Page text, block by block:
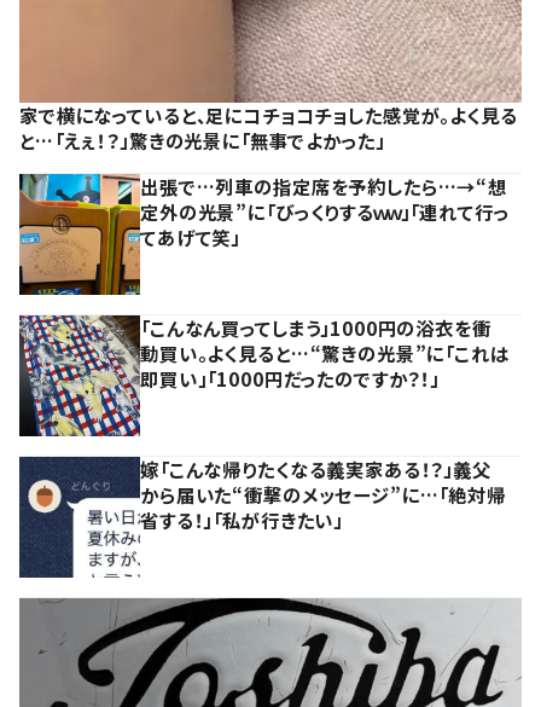
家で横になっていると、足にコチョコチョした感覚が。よく見る
と…「えぇ！？」驚きの光景に「無事でよかった」
出張で…列車の指定席を予約したら…→“想
定外の光景”に「びっくりするｗｗ」「連れて行っ
てあげて笑」
「こんなん買ってしまう」1000円の浴衣を衝
動買い。よく見ると…“驚きの光景”に「これは
即買い」「1000円だったのですか？！」
嫁「こんな帰りたくなる義実家ある！？」義父
から届いた“衝撃のメッセージ”に…「絶対帰
省する！」「私が行きたい」